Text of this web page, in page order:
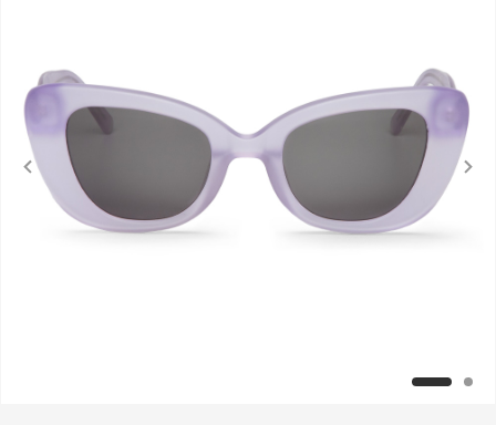
Previous